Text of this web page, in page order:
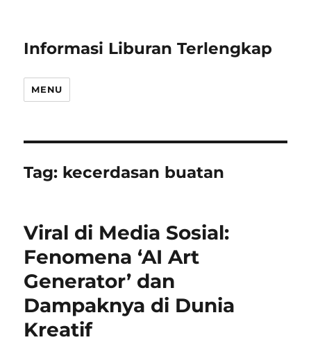
Informasi Liburan Terlengkap
MENU
Tag: kecerdasan buatan
Viral di Media Sosial:
Fenomena ‘AI Art
Generator’ dan
Dampaknya di Dunia
Kreatif